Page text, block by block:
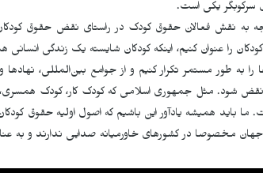
سرکوبگر یکی است.
بە نقش فعالان حقوق کودک در راستای نقض حقوق
را عنوان کنیم، اینکه کودکان شایسته یک زندگی
را بە طور مستمر تکرار کنیم و از جوامع بین‌المللی،
نقض شود. مثل جمهوری اسلامی که کودک کار، کودک همسری،
ما باید همیشه یادآور این باشیم که اصول اولیه حقوق
جهان مخصوصا در کشورهای خاورمیانه صدایی ندارند و به